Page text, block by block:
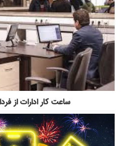
ساعت کار ادارات از